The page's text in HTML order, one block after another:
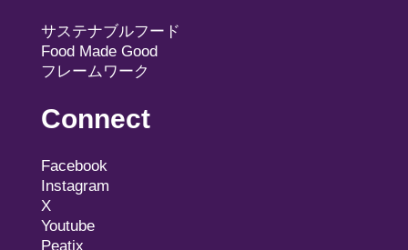
サステナブルフード
Food Made Good
フレームワーク
Connect
Facebook
Instagram
X
Youtube
Peatix